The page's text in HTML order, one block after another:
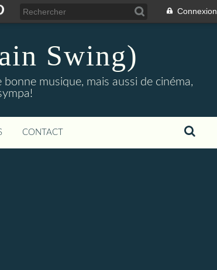
Connexion
Swing)
musique, mais aussi de cinéma,
CONTACT